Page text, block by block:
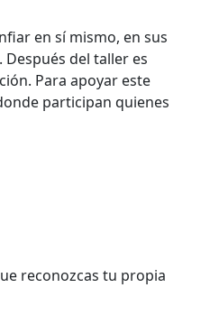
en sí mismo, en sus
del taller es
Para apoyar este
participan quienes
reconozcas tu propia